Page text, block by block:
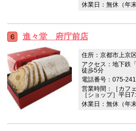
休業日：無休（年
進々堂 府庁前店
住所：京都市上京
アクセス：地下鉄
徒歩5分
電話番号：075-
営業時間：［カフ
［ショップ］平日
休業日：無休（年